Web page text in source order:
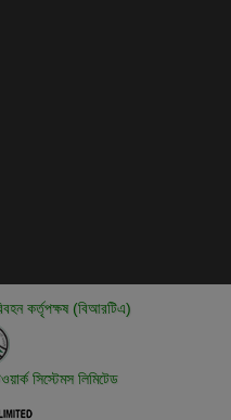
কর্তৃপক্ষ (বিআরটিএ)
সিস্টেমস লিমিটেড